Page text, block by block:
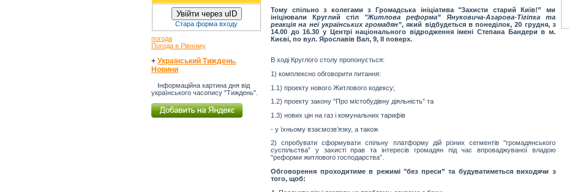
Увійти через uID
Стара форма входу
погода
Погода в Рівному
+ Український Тиждень.
Новини
Інформаційна картина дня від
українського часопису "Тиждень".
Тому спільно з колегами з Громадська ініціатива "Захисти старий Київ!” ми
ініціювали Круглий стіл "Житлова реформа” Януковича-Азарова-Тігіпка та
реакція на неї українських громадян”, який відбудеться в понеділок, 20 грудня, з
14.00 до 16.30 у Центрі національного відродження імені Степана Бандери в м.
Києві, по вул. Ярославів Вал, 9, ІІ поверх.
В ході Круглого столу пропонується:
1) комплексно обговорити питання:
1.1) проекту нового Житлового кодексу;
1.2) проекту закону "Про містобудівну діяльність” та
1.3) нових цін на газ і комунальних тарифів
- у їхньому взаємозв’язку, а також
2) спробувати сформувати спільну платформу дій різних сегментів "громадянського
суспільства” у захисті прав та інтересів громадян під час впроваджуваної владою
"реформи житлового господарства”.
Обговорення проходитиме в режимі "без преси” та будуватиметься виходячи з
того, щоб: